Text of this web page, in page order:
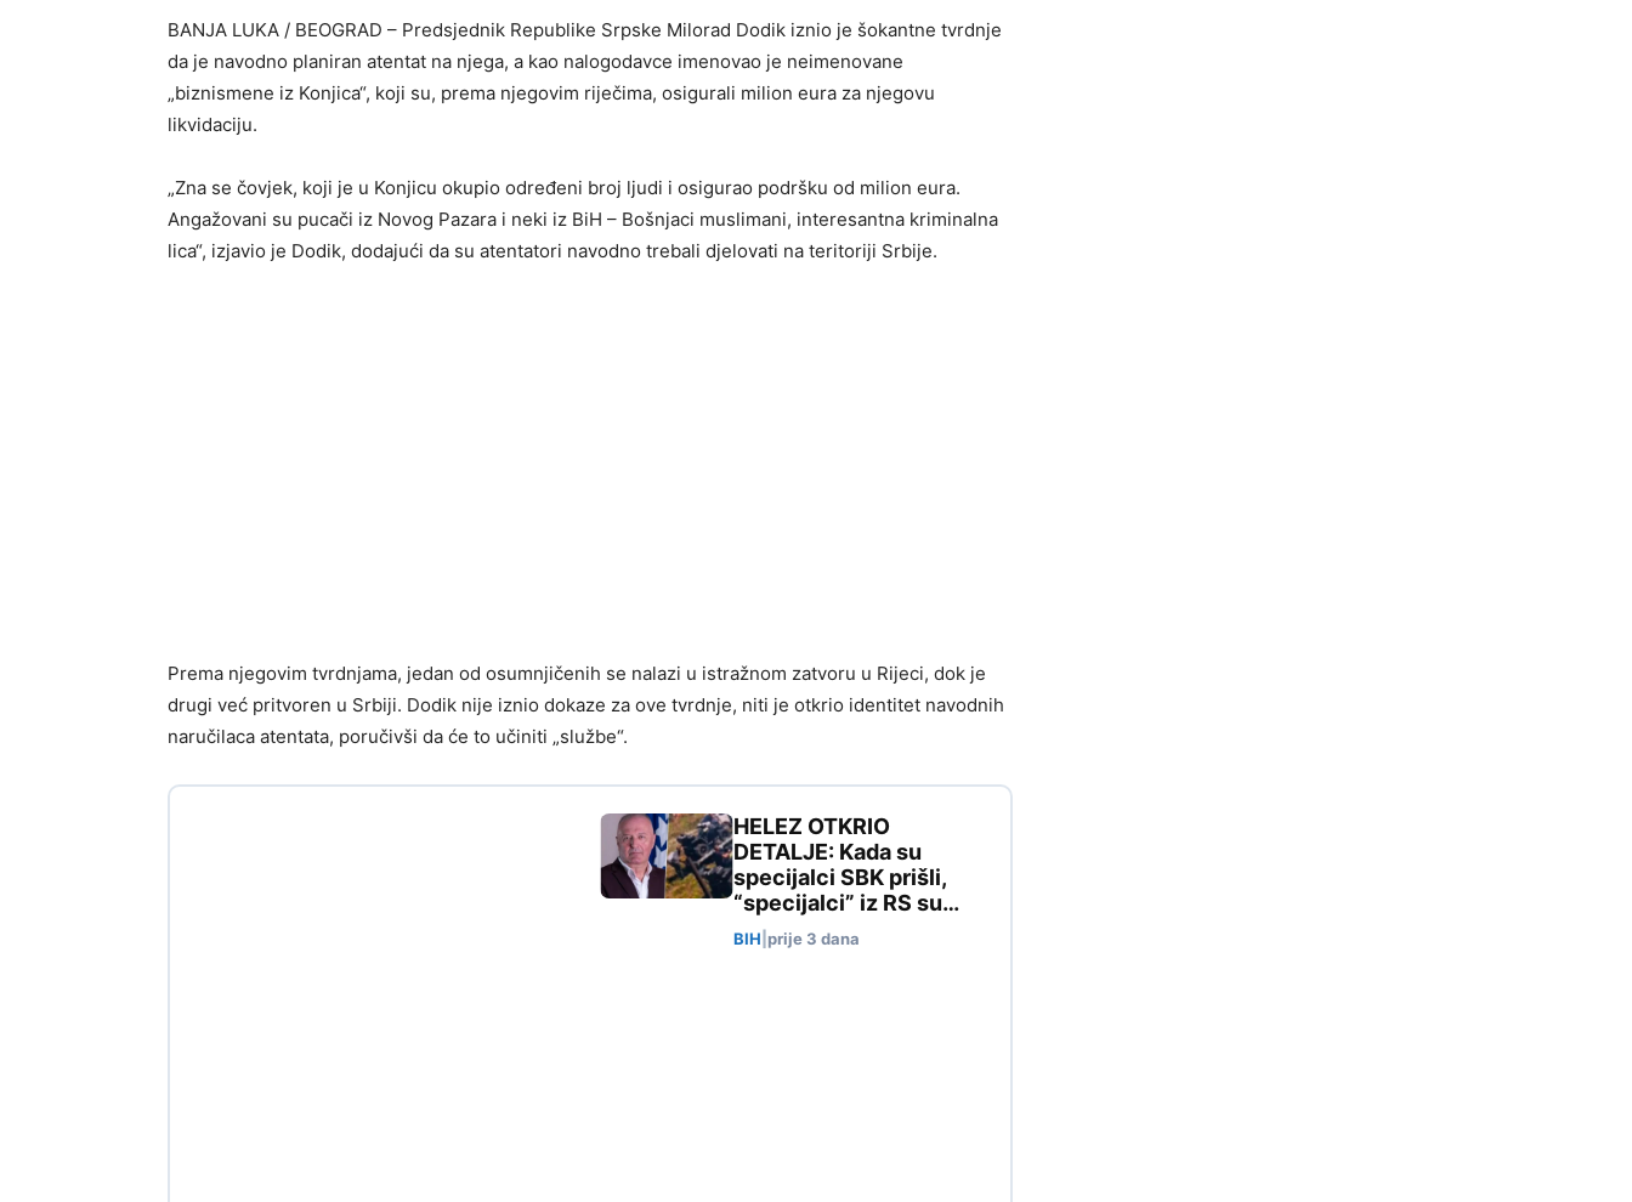
BANJA LUKA / BEOGRAD – Predsjednik Republike Srpske Milorad Dodik iznio je šokantne tvrdnje
da je navodno planiran atentat na njega, a kao nalogodavce imenovao je neimenovane
„biznismene iz Konjica“, koji su, prema njegovim riječima, osigurali milion eura za njegovu
likvidaciju.
„Zna se čovjek, koji je u Konjicu okupio određeni broj ljudi i osigurao podršku od milion eura.
Angažovani su pucači iz Novog Pazara i neki iz BiH – Bošnjaci muslimani, interesantna kriminalna
lica“, izjavio je Dodik, dodajući da su atentatori navodno trebali djelovati na teritoriji Srbije.
Prema njegovim tvrdnjama, jedan od osumnjičenih se nalazi u istražnom zatvoru u Rijeci, dok je
drugi već pritvoren u Srbiji. Dodik nije iznio dokaze za ove tvrdnje, niti je otkrio identitet navodnih
naručilaca atentata, poručivši da će to učiniti „službe“.
HELEZ OTKRIO
DETALJE: Kada su
specijalci SBK prišli,
“specijalci” iz RS su…
BIH prije 3 dana